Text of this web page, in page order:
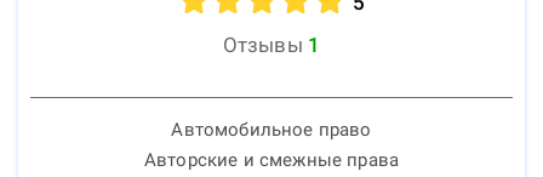
Отзывы 1
Автомобильное право
Авторские и смежные права